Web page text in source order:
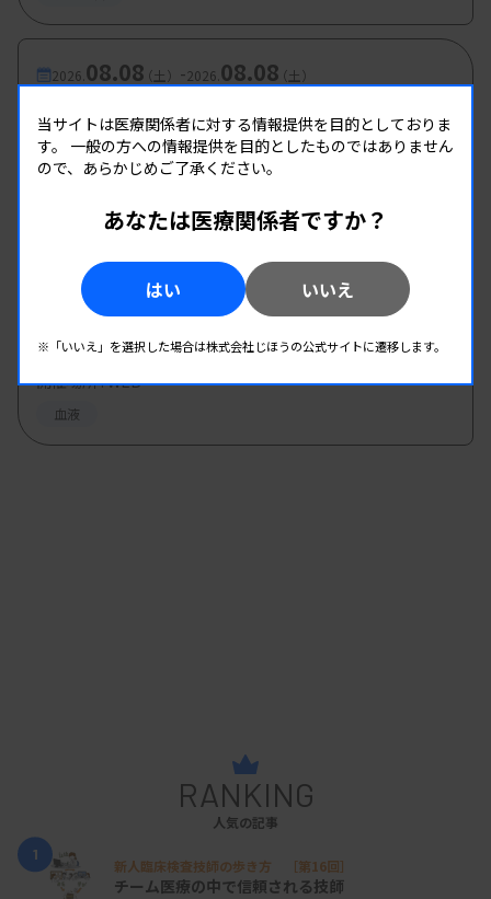
2026. 08.08（土） -2026. 08.08（土）
第2回臨床血液部門研修会
主催 :広島県臨床検査技師会
開催場所 : 広島県
2026.08.08 （土） 08.08 （土）
石臨技生涯教育セミナー（臨床血液部門）
主催 :石川県臨床衛生検査技師会
開催場所 : WEB
血液
RANKING
人気の記事
1
新人臨床検査技師の歩き方 ［第16回］
チーム医療の中で信頼される技師
当サイトは医療関係者に対する情報提供を目的としておりま
す。 一般の方への情報提供を目的としたものではありません
ので、あらかじめご了承ください。
あなたは医療関係者ですか？
はい いいえ
※「いいえ」を選択した場合は株式会社じほうの公式サイトに遷移します。